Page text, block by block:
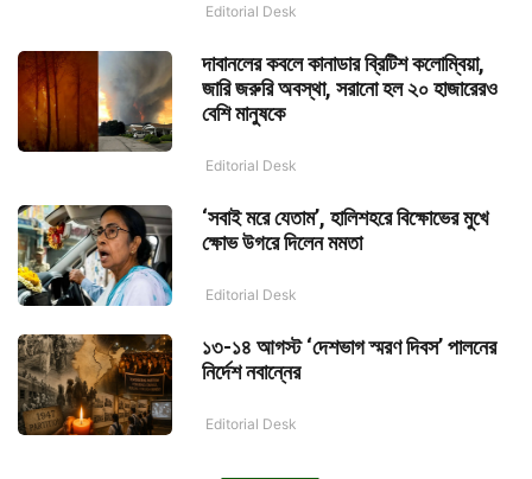
Editorial Desk
দাবানলের কবলে কানাডার ব্রিটিশ কলোম্বিয়া,
জারি জরুরি অবস্থা, সরানো হল ২০ হাজারেরও
বেশি মানুষকে
Editorial Desk
‘সবাই মরে যেতাম’, হালিশহরে বিক্ষোভের মুখে
ক্ষোভ উগরে দিলেন মমতা
Editorial Desk
১৩-১৪ আগস্ট ‘দেশভাগ স্মরণ দিবস’ পালনের
নির্দেশ নবান্নের
Editorial Desk